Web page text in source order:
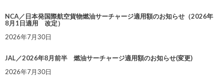
NCA／日本発国際航空貨物燃油サーチャージ適用額のお知らせ（2026年
8月1日適用 改定）
2026年7月30日
JAL／2026年8月前半 燃油サーチャージ適用額のお知らせ(変更)
2026年7月30日